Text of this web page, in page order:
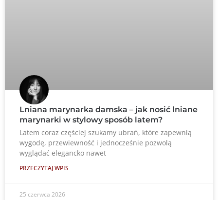
Lniana marynarka damska – jak nosić lniane
marynarki w stylowy sposób latem?
Latem coraz częściej szukamy ubrań, które zapewnią
wygodę, przewiewność i jednocześnie pozwolą
wyglądać elegancko nawet
PRZECZYTAJ WPIS
25 czerwca 2026